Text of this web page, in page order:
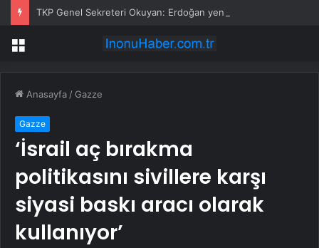
Menü
Anasayfa / Gazze
Gazze
‘İsrail aç bırakma
politikasını sivillere karşı
siyasi baskı aracı olarak
kullanıyor’